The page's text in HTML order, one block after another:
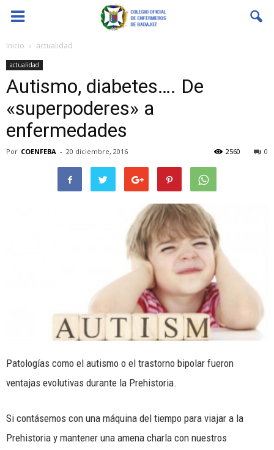
Coenfeba
Inicio actualidad
actualidad
Autismo, diabetes…. De
«superpoderes» a
enfermedades
Por COENFEBA - 20 diciembre, 2016 0
2560
Patologías como el autismo o el trastorno bipolar fueron
ventajas evolutivas durante la Prehistoria.
Si contásemos con una máquina del tiempo para viajar a la
Prehistoria y mantener una amena charla con nuestros